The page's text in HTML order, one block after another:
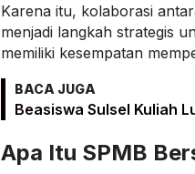
Karena itu, kolaborasi
menjadi langkah strategis
memiliki kesempatan
BACA JUGA
Beasiswa Sulsel Kuliah
Apa Itu SPMB